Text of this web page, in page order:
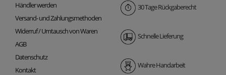
Händler werden
Versand- und Zahlungsmethoden
Widerruf / Umtausch von Waren
AGB
Datenschutz
Kontakt
30 Tage Rückgaberecht
Schnelle Lieferung
Wahre Handarbeit